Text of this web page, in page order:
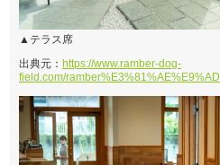
▲テラス席
出典元： https://www.ramber-dog-
field.com/